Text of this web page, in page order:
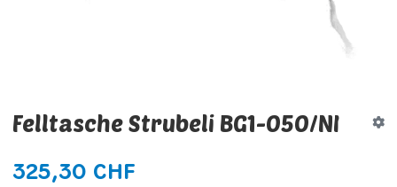
Felltasche Strubeli BG1-050/NI
325,30 CHF